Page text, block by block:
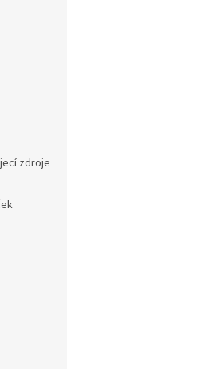
zdroje